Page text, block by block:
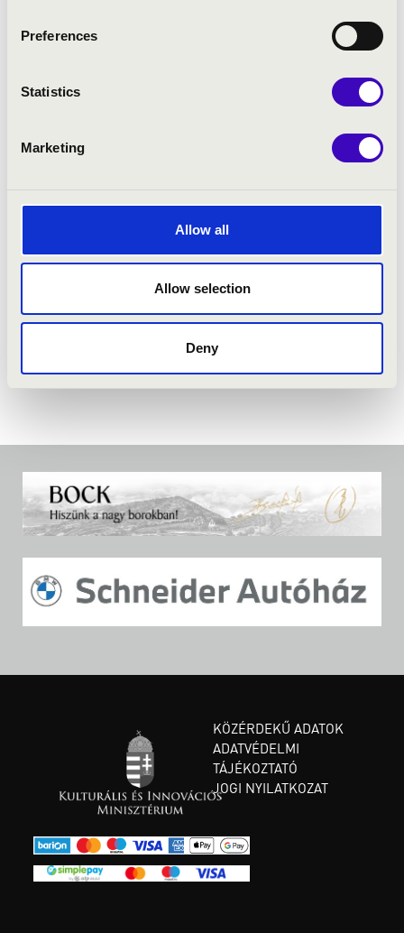
Preferences
Statistics
Marketing
Allow all
Allow selection
Deny
KÖZÉRDEKŰ ADATOK
ADATVÉDELMI
TÁJÉKOZTATÓ
JOGI NYILATKOZAT